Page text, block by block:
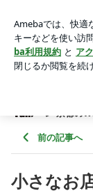
分では？ | ホーム
都のWeb制作会社
アプリをダウン
ょう。
レ 京都の
前の記事へ
小さなお